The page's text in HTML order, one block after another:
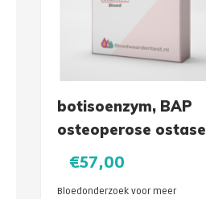
botisoenzym, BAP
osteoperose ostase
€57,00
Bloedonderzoek voor meer